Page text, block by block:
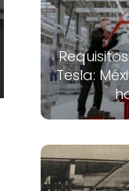
Tesla: